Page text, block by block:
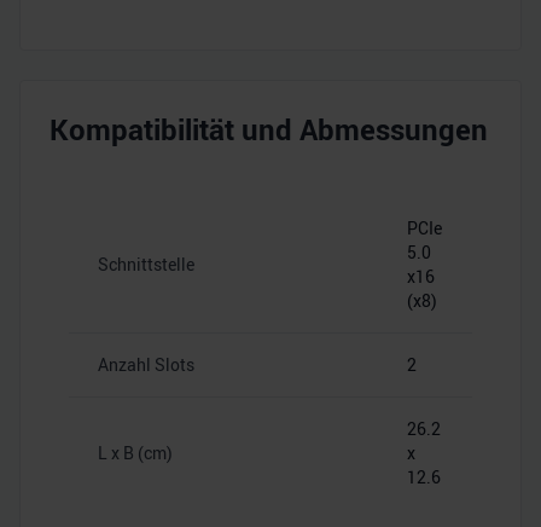
Kompatibilität und Abmessungen
Schnittstelle
PCIe
5.0
x16
(x8)
Anzahl Slots 2
L x B (cm)
26.2
x
12.6